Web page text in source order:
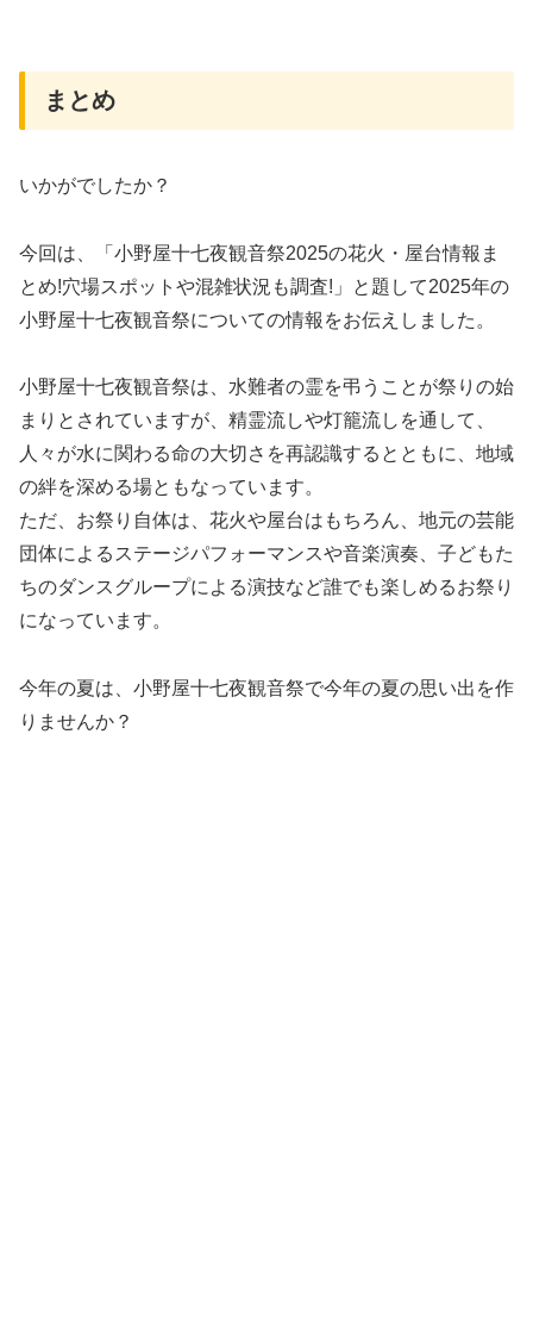
まとめ
いかがでしたか？
今回は、「小野屋十七夜観音祭2025の花火・屋台情報ま
とめ!穴場スポットや混雑状況も調査!」と題して2025年の
小野屋十七夜観音祭についての情報をお伝えしました。
小野屋十七夜観音祭は、水難者の霊を弔うことが祭りの始
まりとされていますが、精霊流しや灯籠流しを通して、
人々が水に関わる命の大切さを再認識するとともに、地域
の絆を深める場ともなっています。
ただ、お祭り自体は、花火や屋台はもちろん、地元の芸能
団体によるステージパフォーマンスや音楽演奏、子どもた
ちのダンスグループによる演技など誰でも楽しめるお祭り
になっています。
今年の夏は、小野屋十七夜観音祭で今年の夏の思い出を作
りませんか？